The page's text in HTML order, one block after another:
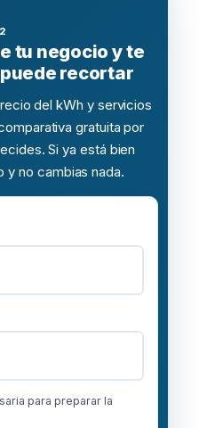
tu negocio y te
recortar
delkWh y servicios
gratuita por
Si ya está bien
y no cambias nada.
para preparar la